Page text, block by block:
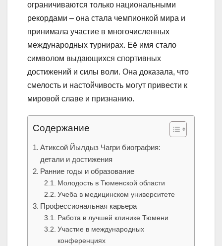
ограничиваются только национальными
рекордами – она стала чемпионкой мира и
принимала участие в многочисленных
международных турнирах. Её имя стало
символом выдающихся спортивных
достижений и силы воли. Она доказала, что
смелость и настойчивость могут привести к
мировой славе и признанию.
Содержание
Атиксой Йылдыз Чагри биография:
детали и достижения
Ранние годы и образование
Молодость в Тюменской области
Учеба в медицинском университете
Профессиональная карьера
Работа в лучшей клинике Тюмени
Участие в международных
конференциях